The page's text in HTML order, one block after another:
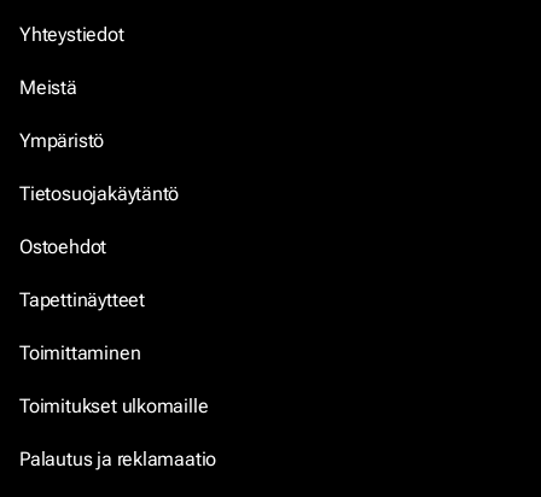
Yhteystiedot
Meistä
Ympäristö
Tietosuojakäytäntö
Ostoehdot
Tapettinäytteet
Toimittaminen
Toimitukset ulkomaille
Palautus ja reklamaatio